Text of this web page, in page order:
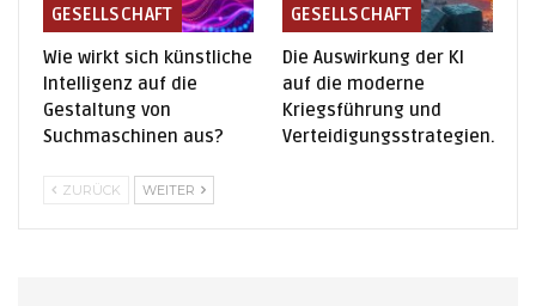
GESELLSCHAFT
Wie wirkt sich künstliche
Intelligenz auf die
Gestaltung von
Suchmaschinen aus?
GESELLSCHAFT
Die Auswirkung der KI
auf die moderne
Kriegsführung und
Verteidigungsstrategien.
ZURÜCK WEITER